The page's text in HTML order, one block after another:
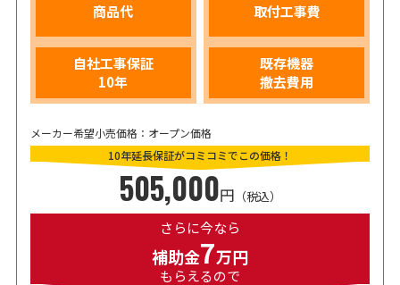
商品代 取付工事費
自社工事保証
10年
既存機器
撤去費用
メーカー希望小売価格：オープン価格
10年延長保証がコミコミでこの価格！
505,000円 （税込）
さらに今なら
補助金7万円
もらえるので